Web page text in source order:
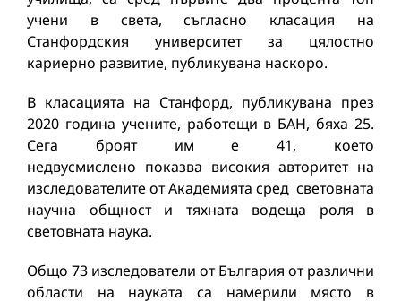
учени в света, съгласно класация на
Станфордския университет за цялостно
кариерно развитие, публикувана наскоро.
В класацията на Станфорд, публикувана през
2020 година учените, работещи в БАН, бяха 25.
Сега броят им е 41, което
недвусмислено показва високия авторитет на
изследователите от Академията сред световната
научна общност и тяхната водеща роля в
световната наука.
Общо 73 изследователи от България от различни
области на наукатa са намерили място в